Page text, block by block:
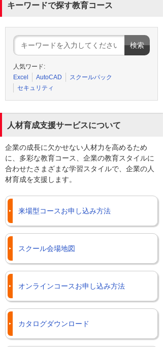
キーワードで探す教育コース
人気ワード:
Excel
AutoCAD
スクールパック
セキュリティ
人材育成支援サービスについて
企業の成長に欠かせない人材力を高めるため
に、多彩な教育コース、企業の教育スタイルに
合わせたさまざまな学習スタイルで、企業の人
材育成を支援します。
来場型コースお申し込み方法
スクール会場地図
オンラインコースお申し込み方法
カタログダウンロード